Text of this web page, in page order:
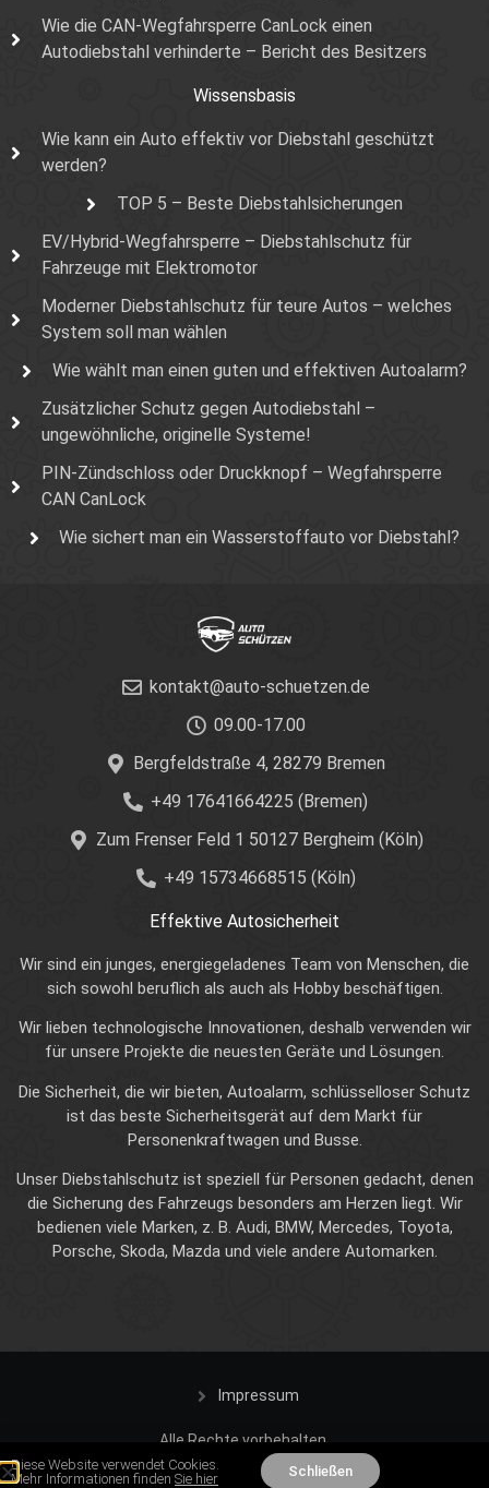
Wie die CAN-Wegfahrsperre CanLock einen
Autodiebstahl verhinderte – Bericht des Besitzers
Wissensbasis
Wie kann ein Auto effektiv vor Diebstahl geschützt
werden?
TOP 5 – Beste Diebstahlsicherungen
EV/Hybrid-Wegfahrsperre – Diebstahlschutz für
Fahrzeuge mit Elektromotor
Moderner Diebstahlschutz für teure Autos – welches
System soll man wählen
Wie wählt man einen guten und effektiven Autoalarm?
Zusätzlicher Schutz gegen Autodiebstahl –
ungewöhnliche, originelle Systeme!
PIN-Zündschloss oder Druckknopf – Wegfahrsperre
CAN CanLock
Wie sichert man ein Wasserstoffauto vor Diebstahl?
kontakt@auto-schuetzen.de
09.00-17.00
Bergfeldstraße 4, 28279 Bremen
+49 17641664225 (Bremen)
Zum Frenser Feld 1 50127 Bergheim (Köln)
+49 15734668515 (Köln)
Effektive Autosicherheit
Wir sind ein junges, energiegeladenes Team von Menschen, die
sich sowohl beruflich als auch als Hobby beschäftigen.
Wir lieben technologische Innovationen, deshalb verwenden wir
für unsere Projekte die neuesten Geräte und Lösungen.
Die Sicherheit, die wir bieten, Autoalarm, schlüsselloser Schutz
ist das beste Sicherheitsgerät auf dem Markt für
Personenkraftwagen und Busse.
Unser Diebstahlschutz ist speziell für Personen gedacht, denen
die Sicherung des Fahrzeugs besonders am Herzen liegt. Wir
bedienen viele Marken, z. B. Audi, BMW, Mercedes, Toyota,
Porsche, Skoda, Mazda und viele andere Automarken.
Impressum
Alle Rechte vorbehalten.
Diese Website verwendet Cookies.
Mehr Informationen finden Sie hier Schließen